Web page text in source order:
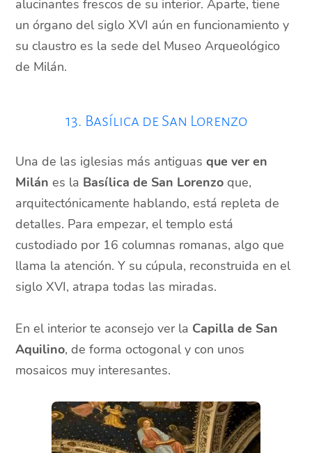
alucinantes frescos de su interior. Aparte, tiene
un órgano del siglo XVI aún en funcionamiento y
su claustro es la sede del Museo Arqueológico
de Milán.
13. Basílica de San Lorenzo
Una de las iglesias más antiguasque ver en
Milán es la Basílica de San Lorenzo que,
arquitectónicamente hablando, está repleta de
detalles. Para empezar, el templo está
custodiado por 16 columnas romanas, algo que
llama la atención. Y su cúpula, reconstruida en el
siglo XVI, atrapa todas las miradas.
En el interior te aconsejo ver la Capilla de San
Aquilino, de forma octogonal y con unos
mosaicos muy interesantes.